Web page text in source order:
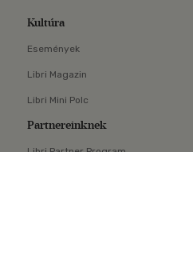
×
Kultúra
Események
Libri Magazin
Libri Mini Polc
Partnereinknek
Libri Partner Program